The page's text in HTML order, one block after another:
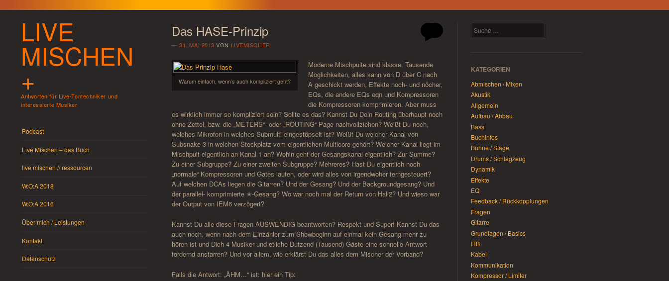
LIVE
MISCHEN
+
Antworten für Live-Tontechniker und
interessierte Musiker
Podcast
Live Mischen – das Buch
live mischen // ressourcen
W:O:A 2018
W:O:A 2016
Über mich / Leistungen
Kontakt
Datenschutz
Das HASE-Prinzip
31. MAI 2013 VON LIVEMISCHER
Warum einfach, wenn’s auch kompliziert geht?
Moderne Mischpulte sind klasse. Tausende
Möglichkeiten, alles kann von D über C nach
A geschickt werden, Effekte noch- und nöcher,
EQs, die andere EQs eqn und Kompressoren
die Kompressoren komprimieren. Aber muss
es wirklich immer so kompliziert sein? Sollte es das? Kannst Du Dein Routing überhaupt noch
ohne Zettel, bzw. die „METERS“- oder „ROUTING“-Page nachvollziehen? Weißt Du noch,
welches Mikrofon in welches Submulti eingestöpselt ist? Weißt Du welcher Kanal von
Subsnake 3 in welchen Steckplatz vom eigentlichen Multicore gehört? Welcher Kanal liegt im
Mischpult eigentlich an Kanal 1 an? Wohin geht der Gesangskanal eigentlich? Zur Summe?
Zu einer Subgruppe? Zu einer zweiten Subgruppe? Mehreres? Hast Du eigentlich noch
„normale“ Kompressoren und Gates laufen, oder wird alles von irgendwoher ferngesteuert?
Auf welchen DCAs liegen die Gitarren? Und der Gesang? Und der Backgroundgesang? Und
der parallel- komprimierte ✭-Gesang? Wo war noch mal der Return von Hall2? Und wieso war
der Output von IEM6 verzögert?
Kannst Du alle diese Fragen AUSWENDIG beantworten? Respekt und Super! Kannst Du das
auch noch, wenn nach dem Einzähler zum Showbeginn auf einmal kein Gesang mehr zu
hören ist und Dich 4 Musiker und etliche Dutzend (Tausend) Gäste eine schnelle Antwort
fordernd anstarren? Und vor allem, wie erklärst Du das alles dem Mischer der Vorband?
Falls die Antwort: „ÄHM…“ ist: hier ein Tip:
Suchen
KATEGORIEN
Abmischen / Mixen
Akustik
Allgemein
Aufbau / Abbau
Bass
Buchinfos
Bühne / Stage
Drums / Schlagzeug
Dynamik
Effekte
EQ
Feedback / Rückkopplungen
Fragen
Gitarre
Grundlagen / Basics
ITB
Kabel
Kommunikation
Kompressor / Limiter